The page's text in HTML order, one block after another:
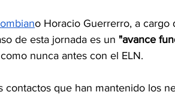
o Horacio Guerrerro, a cargo
de esta jornada es un "avance
nunca antes con el ELN.
contactos que han mantenido los